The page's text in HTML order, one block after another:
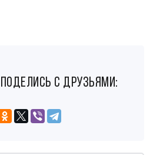
с друзьями: